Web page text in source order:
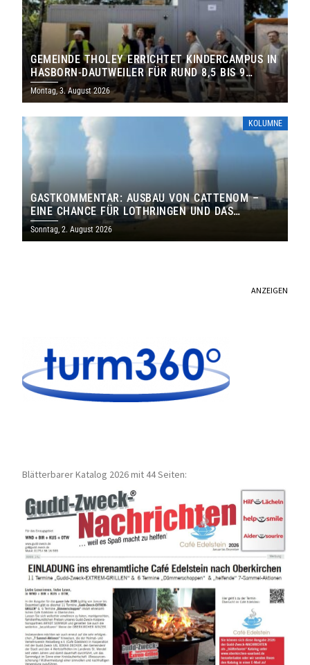
GEMEINDE THOLEY ERRICHTET KINDERCAMPUS IN
HASBORN-DAUTWEILER FÜR RUND 8,5 BIS 9
MILLIONEN EURO
Montag, 3. August 2026
KOLUMNE
GASTKOMMENTAR: AUSBAU VON CATTENOM –
EINE CHANCE FÜR LOTHRINGEN UND DAS
SAARLAND
Sonntag, 2. August 2026
ANZEIGEN
Blätterbarer Katalog 2026 mit 44 Seiten: